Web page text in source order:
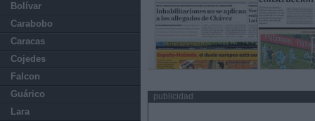
Bolívar
Carabobo
Caracas
Cojedes
Falcon
Guárico
Lara
publicidad